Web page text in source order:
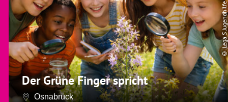
Der Grüne Finger spricht
Osnabrück
© Lega S Jugendhilfe